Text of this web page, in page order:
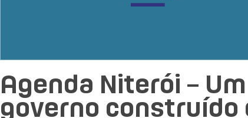
Agenda Niterói –
governo construído